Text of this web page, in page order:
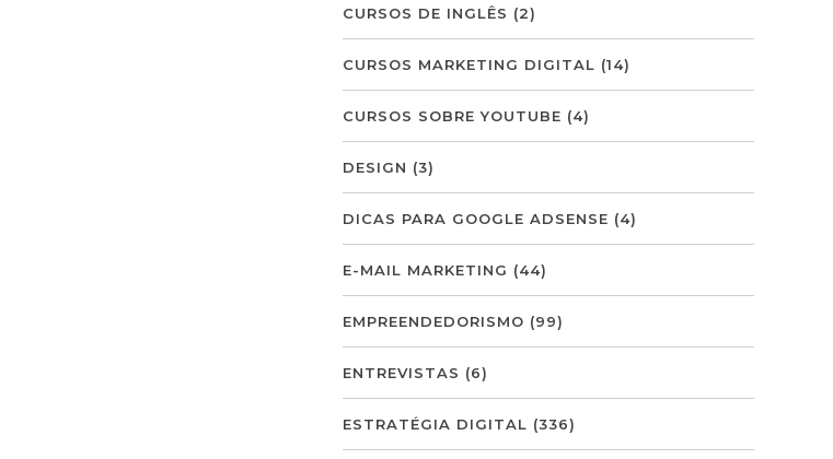
CURSOS DE INGLÊS (2)
CURSOS MARKETING DIGITAL (14)
CURSOS SOBRE YOUTUBE (4)
DESIGN (3)
DICAS PARA GOOGLE ADSENSE (4)
E-MAIL MARKETING (44)
EMPREENDEDORISMO (99)
ENTREVISTAS (6)
ESTRATÉGIA DIGITAL (336)